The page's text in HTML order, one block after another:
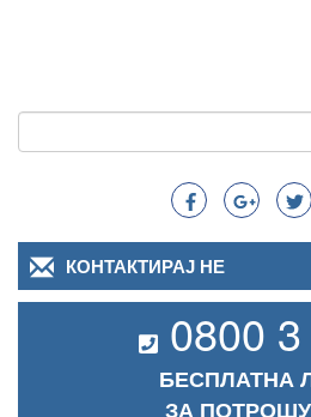
Search
Пребарување
КОНТАКТИРАЈ НЕ
0800
БЕСПЛАТНА
ЗА